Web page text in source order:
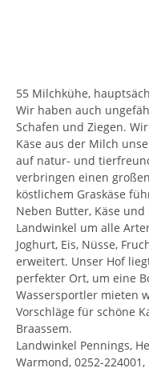
55 Milchkühe,
Wir haben auch
Schafen und Ziegen.
Käse aus der Milch
auf natur- und
verbringen einen
köstlichem Graskäse
Neben Butter, Käse
Landwinkel um alle
Joghurt, Eis, Nüsse,
erweitert. Unser Hof
perfekter Ort, um eine
Wassersportler mieten
Vorschläge für schöne
Braassem.
Landwinkel Pennings,
Warmond, 0252-